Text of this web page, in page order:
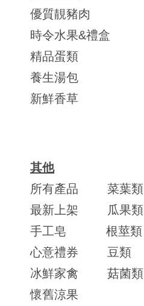
優質靚豬肉
時令水果&禮盒
精品蛋類
養生湯包
新鮮香草
其他
所有產品
菜葉類
最新上架
瓜果類
手工皂
根莖類
心意禮券
豆類
冰鮮家禽
菇菌類
懷舊涼果